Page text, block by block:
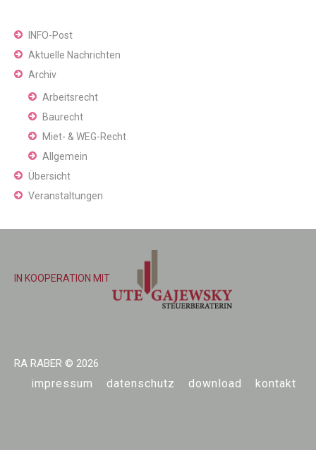
INFO-Post
Aktuelle Nachrichten
Archiv
Arbeitsrecht
Baurecht
Miet- & WEG-Recht
Allgemein
Übersicht
Veranstaltungen
IN KOOPERATION MIT
RA RABER © 2026
impressum datenschutz download kontakt